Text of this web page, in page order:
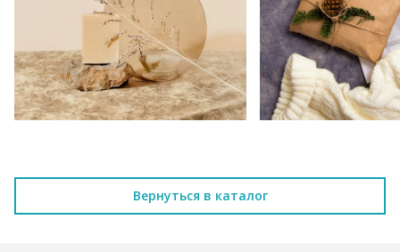
Вернуться в каталог